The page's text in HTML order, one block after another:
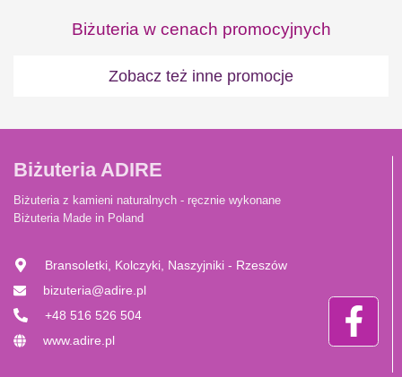
Biżuteria w cenach promocyjnych
Zobacz też inne promocje
Biżuteria ADIRE
Biżuteria z kamieni naturalnych - ręcznie wykonane
Biżuteria Made in Poland
Bransoletki, Kolczyki, Naszyjniki - Rzeszów
bizuteria@adire.pl
+48 516 526 504
www.adire.pl